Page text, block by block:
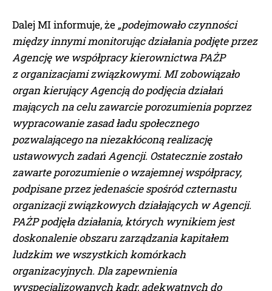
Dalej MI informuje, że „podejmowało czynności
między innymi monitorując działania podjęte przez
Agencję we współpracy kierownictwa PAŻP
z organizacjami związkowymi. MI zobowiązało
organ kierujący Agencją do podjęcia działań
mających na celu zawarcie porozumienia poprzez
wypracowanie zasad ładu społecznego
pozwalającego na niezakłóconą realizację
ustawowych zadań Agencji. Ostatecznie zostało
zawarte porozumienie o wzajemnej współpracy,
podpisane przez jedenaście spośród czternastu
organizacji związkowych działających w Agencji.
PAŻP podjęła działania, których wynikiem jest
doskonalenie obszaru zarządzania kapitałem
ludzkim we wszystkich komórkach
organizacyjnych. Dla zapewnienia
wyspecjalizowanych kadr, adekwatnych do